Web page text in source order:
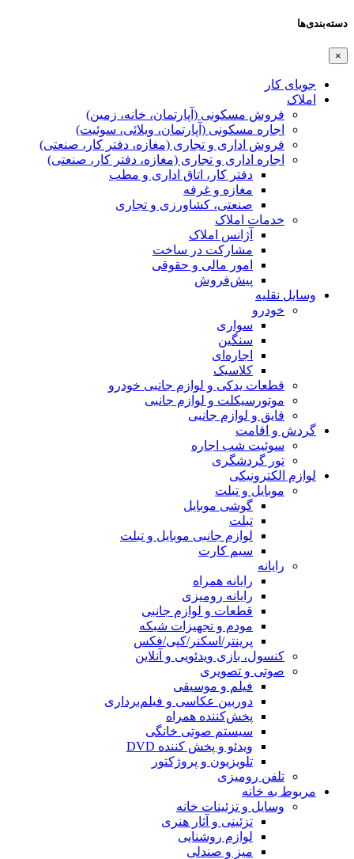
دسته‌بندی‌ها
×
جویای کار
املاک
فروش مسکونی (آپارتمان، خانه، زمین)
اجاره مسکونی (آپارتمان، ویلائی، سوئیت)
فروش اداری و تجاری (مغازه، دفتر کار، صنعتی)
اجاره اداری و تجاری (مغازه، دفتر کار، صنعتی)
دفتر کار، اتاق اداری و مطب
مغازه و غرفه
صنعتی،‌ کشاورزی و تجاری
خدمات املاک
آژانس املاک
مشارکت در ساخت
امور مالی و حقوقی
پیش‌فروش
وسایل نقلیه
خودرو
سواری
سنگین
اجاره‌ای
کلاسیک
قطعات یدکی و لوازم جانبی خودرو
موتورسیکلت و لوازم جانبی
قایق و لوازم جانبی
گردش و اقامت
سوئیت شب اجاره
تور گردشگری
لوازم الکترونیکی
موبایل و تبلت
گوشی موبایل
تبلت
لوازم جانبی موبایل و تبلت
سیم کارت
رایانه
رایانه همراه
رایانه رومیزی
قطعات و لوازم جانبی
مودم و تجهیزات شبکه
پرینتر/اسکنر/کپی/فکس
کنسول، بازی‌ ویدئویی و آنلاین
صوتی و تصویری
فیلم و موسیقی
دوربین عکاسی و فیلم‌برداری
پخش‌کننده همراه
سیستم صوتی خانگی
ویدئو و پخش کننده DVD
تلویزیون و پروژکتور
تلفن رومیزی
مربوط به خانه
وسایل و تزئینات خانه
تزئینی و آثار هنری
لوازم روشنایی
میز و صندلی